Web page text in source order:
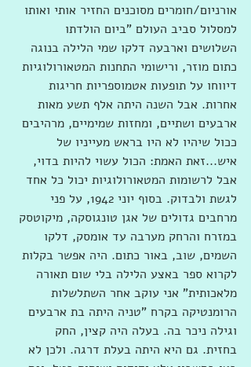
אורניום/חומרים מסוכנים החזיר אותי ואותו
למסלול סביב העולם "ביום הולדתו
השלושים וארבעה דלקו שמי הלילה בנוגה
כתום מוזר, ורישומי התחנות המטאורולוגיות
דיווחו על תופעות אטמוספריות חריגות
אחרות. אבל השנה היתה אלף תשע מאות
ארבעים ושתיים, ומחזות שמימיים, מרהיבים
ככול שיהיו לא היו בראש מעייניו של
איש...זאת האמת: הכול עשוי להיות בדוי,
אבל לרשומות המטאורולוגיות יכול כל אחד
לגשת ולבדוק. בסוף יוני 1942, על פני
מרחבים גדולים של אגן טונגוסקה, מיקוטסק
במזרח והרחק מערבה עד אומסק, דלקו
השמים, שוב, באור כתום. היה אפשר בקלות
לקרוא ספר באצע הלילה בלי שום תאורה
מלאכותית" אני עוקב אחר השתלשלות
הרומנטיקה בקרח "טניה היתה בת ארבעים
וגילה ניכר בה. בעלה היה קצין, החק
בחזית. גם היא היתה בעלת דרגה. ולכן לא